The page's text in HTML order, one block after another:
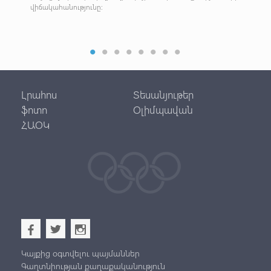
վիճակահանությունը:
Լրահոս
Տեսանյութեր
ֆոտո
Օլիմպավան
ՀԱՕԿ
b a x
Կայքից օգտվելու պայմաններ
Գաղտնիության քաղաքականություն